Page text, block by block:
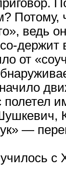
Потому,
ведь
держит
от
—